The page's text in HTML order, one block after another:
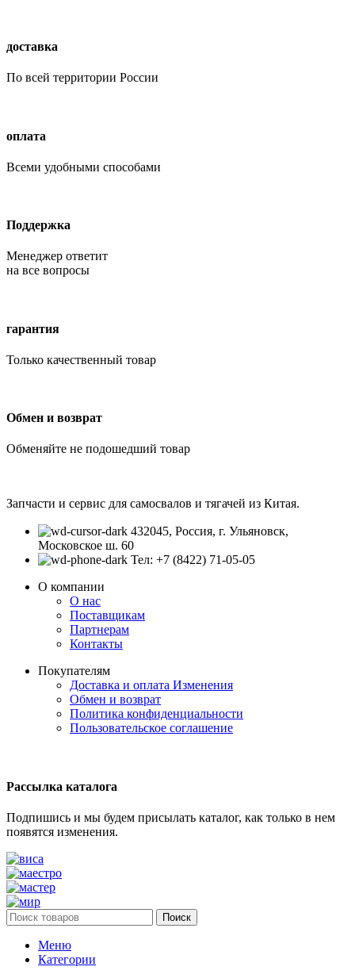
доставка
По всей территории России
оплата
Всеми удобными способами
Поддержка
Менеджер ответит
на все вопросы
гарантия
Только качественный товар
Обмен и возврат
Обменяйте не подошедший товар
Запчасти и сервис для самосвалов и тягачей из Китая.
432045, Россия, г. Ульяновск,
Московское ш. 60
Тел: +7 (8422) 71-05-05
О компании
О нас
Поставщикам
Партнерам
Контакты
Покупателям
Доставка и оплата Изменения
Обмен и возврат
Политика конфиденциальности
Пользовательское соглашение
Рассылка каталога
Подпишись и мы будем присылать каталог, как только в нем
появятся изменения.
Поиск
Меню
Категории